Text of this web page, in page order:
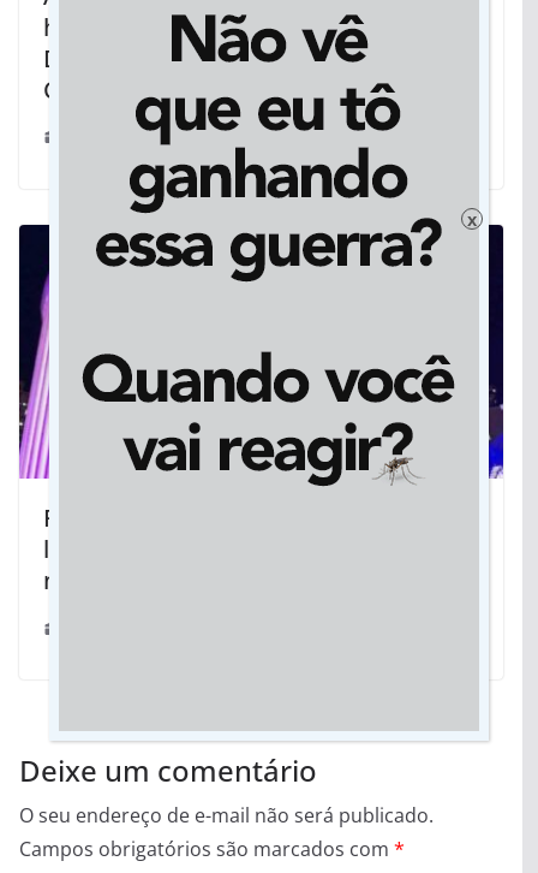
homenageada pela Câmara de
Dourados com Troféu Sireunise
Camargo Dorta
Ricardo Cavaliere aborda o panorama
linguístico no Chá Acadêmico da ASL
nesta quinta
Deixe um comentário
O seu endereço de e-mail não será publicado.
Campos obrigatórios são marcados com *
x